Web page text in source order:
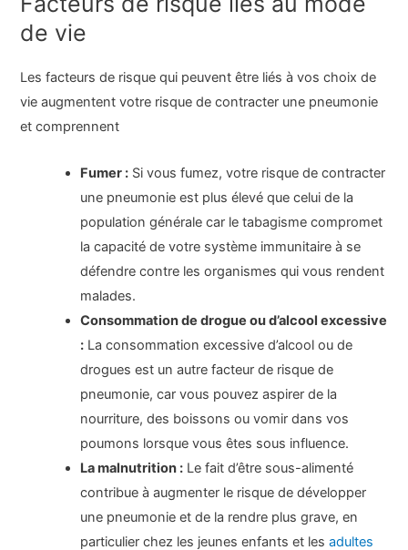
de vie
Les facteurs de risque qui peuvent être liés à vos choix de
vie augmentent votre risque de contracter une pneumonie
et comprennent
Fumer : Si vous fumez, votre risque de contracter
une pneumonie est plus élevé que celui de la
population générale car le tabagisme compromet
la capacité de votre système immunitaire à se
défendre contre les organismes qui vous rendent
malades.
Consommation de drogue ou d’alcool excessive
: La consommation excessive d’alcool ou de
drogues est un autre facteur de risque de
pneumonie, car vous pouvez aspirer de la
nourriture, des boissons ou vomir dans vos
poumons lorsque vous êtes sous influence.
La malnutrition : Le fait d’être sous-alimenté
contribue à augmenter le risque de développer
une pneumonie et de la rendre plus grave, en
particulier chez les jeunes enfants et lesadultes